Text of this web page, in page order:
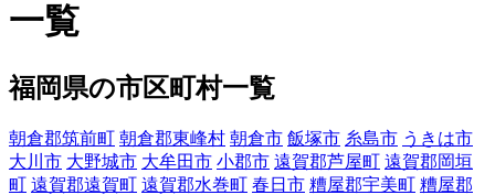
一覧
福岡県の市区町村一覧
朝倉郡筑前町 朝倉郡東峰村 朝倉市 飯塚市 糸島市 うきは市
大川市 大野城市 大牟田市 小郡市 遠賀郡芦屋町 遠賀郡岡垣
町 遠賀郡遠賀町 遠賀郡水巻町 春日市 糟屋郡宇美町 糟屋郡